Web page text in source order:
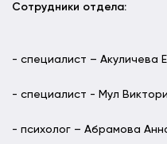
Сотрудники отдела:
- специалист – Акуличева
- специалист - Мул
- психолог – Абрамова